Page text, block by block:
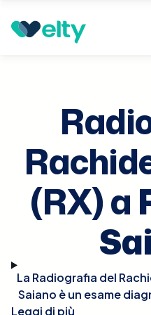
Prenota visita
(RX) a
La Radiografia del
Saiano è un esame
esaminare le vertebre
Leggi di più